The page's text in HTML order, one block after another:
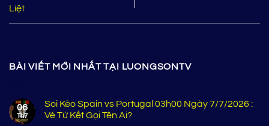
Liệt
BÀI VIẾT MỚI NHẤT TẠI LUONGSONTV
06
Th7
Soi Kèo Spain vs Portugal 03h00 Ngày 7/7/2026 :
Vé Tứ Kết Gọi Tên Ai?